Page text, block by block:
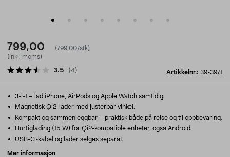
799,00
(799,00/stk)
(inkl. moms)
Artikkelnr.: 39-3971
3.5 (4)
3-i-1 – lad iPhone, AirPods og Apple Watch samtidig.
Magnetisk Qi2-lader med justerbar vinkel.
Kompakt og sammenleggbar – praktisk både på reise og til oppbevaring.
Hurtiglading (15 W) for Qi2-kompatible enheter, også Android.
USB-C-kabel og lader selges separat.
Mer informasjon